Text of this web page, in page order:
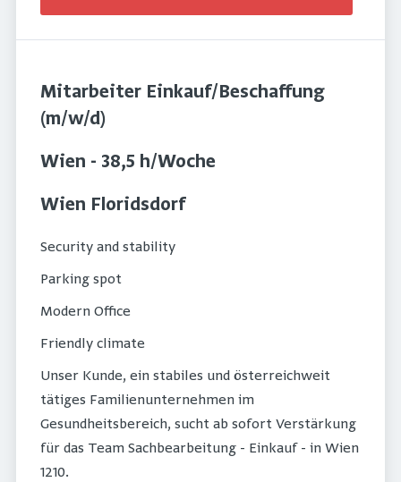
Mitarbeiter Einkauf/Beschaffung
(m/w/d)
Wien - 38,5 h/Woche
Wien Floridsdorf
Security and stability
Parking spot
Modern Office
Friendly climate
Unser Kunde, ein stabiles und österreichweit
tätiges Familienunternehmen im
Gesundheitsbereich, sucht ab sofort Verstärkung
für das Team Sachbearbeitung - Einkauf - in Wien
1210.